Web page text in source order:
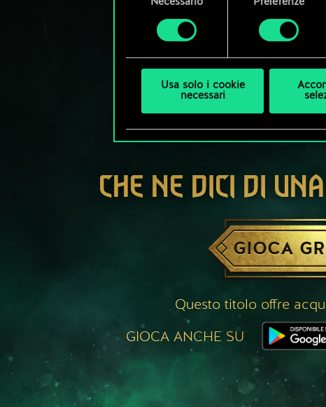
consenso
Necessario Preferenze
Usa solo i cookie
necessari
CHE NE DICI DI
GIOCA
Questo titolo offre
GIOCA ANCHE SU